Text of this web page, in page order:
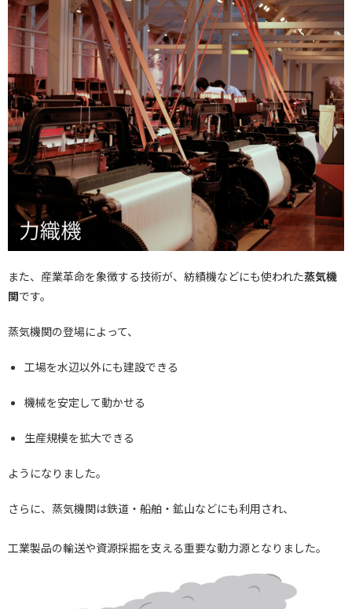
また、産業革命を象徴する技術が、紡績機などにも使われた蒸気機
関です。
蒸気機関の登場によって、
工場を水辺以外にも建設できる
機械を安定して動かせる
生産規模を拡大できる
ようになりました。
さらに、蒸気機関は鉄道・船舶・鉱山などにも利用され、
工業製品の輸送や資源採掘を支える重要な動力源となりました。